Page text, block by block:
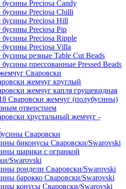
Preciosa Candy
Preciosa Chilli
Preciosa Hill
Preciosa Pip
Preciosa Ripple
Preciosa Villa
резные Table Cut Beads
прессованные Pressed Beads
Сваровски
жемчуг круглый
жемчуг капля грушевидная
Сваровски жемчуг (полубусины)
отверстием
хрустальный жемчуг -
Сваровски
биконусы Сваровски/Swarovski
шарики с огранкой
Swarovski
рондели Сваровски/Swarovski
барокко Сваровски/Swarovski
конусы Сваровски/Swarovski